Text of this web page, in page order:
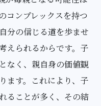
コンプレックスを持つ
分の信じる道を歩ませ
えられるからです。子
なく、親自身の価値観
ます。これにより、子
ることが多く、その結